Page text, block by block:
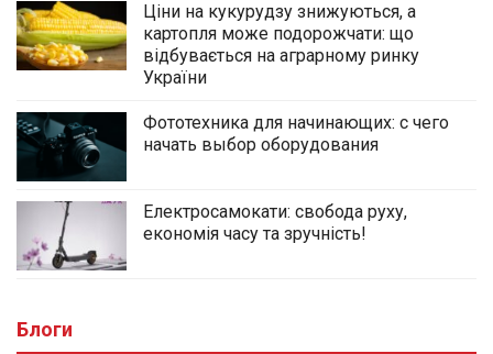
Ціни на кукурудзу знижуються, а
картопля може подорожчати: що
відбувається на аграрному ринку
України
Фототехника для начинающих: с чего
начать выбор оборудования
Електросамокати: свобода руху,
економія часу та зручність!
Блоги